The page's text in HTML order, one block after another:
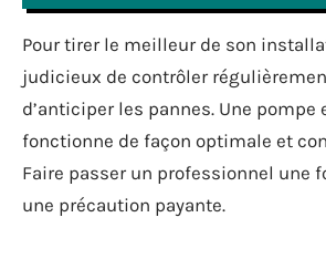
Pour tirer le meilleur de son
judicieux de contrôler
d’anticiper les pannes. Une pompe
fonctionne de façon optimale et
Faire passer un professionnel une
une précaution payante.